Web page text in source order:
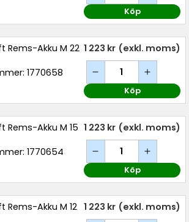
Köp
Rems-Akku M 22
1770658
1 223 kr (exkl. moms)
Köp
Rems-Akku M 15
1770654
1 223 kr (exkl. moms)
Köp
Rems-Akku M 12 1 223 kr (exkl. moms)